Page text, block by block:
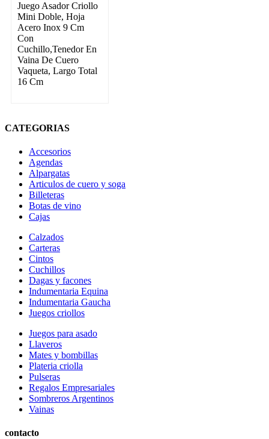
Juego Asador Criollo
Mini Doble, Hoja
Acero Inox 9 Cm
Con
Cuchillo,Tenedor En
Vaina De Cuero
Vaqueta, Largo Total
16 Cm
CATEGORIAS
Accesorios
Agendas
Alpargatas
Articulos de cuero y soga
Billeteras
Botas de vino
Cajas
Calzados
Carteras
Cintos
Cuchillos
Dagas y facones
Indumentaria Equina
Indumentaria Gaucha
Juegos criollos
Juegos para asado
Llaveros
Mates y bombillas
Plateria criolla
Pulseras
Regalos Empresariales
Sombreros Argentinos
Vainas
contacto